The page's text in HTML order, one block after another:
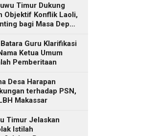
Timur Dukung
Objektif Konflik Laoli,
bagi Masa Depan
Guru Klarifikasi
Ketua Umum
Pemberitaan
Desa Harapan
terhadap PSN,
Makassar
Timur Jelaskan
Istilah